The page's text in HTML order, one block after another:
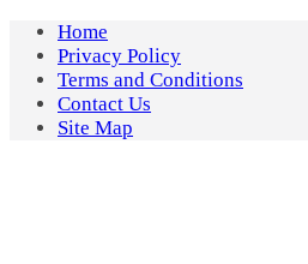
Skip
content
Home
Privacy Policy
Terms and Conditions
Contact Us
Site Map